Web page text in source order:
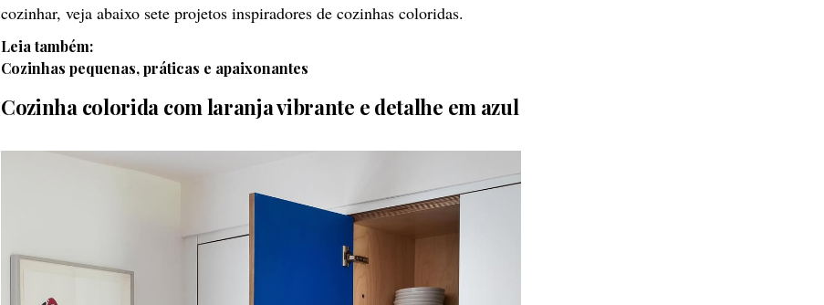
cozinhar, veja abaixo sete projetos inspiradores de cozinhas coloridas.
Leia também:
Cozinhas pequenas, práticas e apaixonantes
Cozinha colorida com laranja vibrante e detalhe em azul